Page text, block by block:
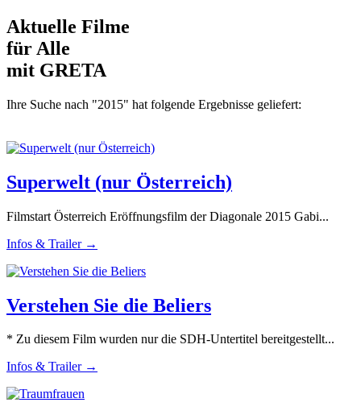
Aktuelle Filme
für Alle
mit GRETA
Ihre Suche nach "2015" hat folgende Ergebnisse geliefert:
Superwelt (nur Österreich)
Filmstart Österreich Eröffnungsfilm der Diagonale 2015 Gabi...
Infos & Trailer →
Verstehen Sie die Beliers
* Zu diesem Film wurden nur die SDH-Untertitel bereitgestellt...
Infos & Trailer →